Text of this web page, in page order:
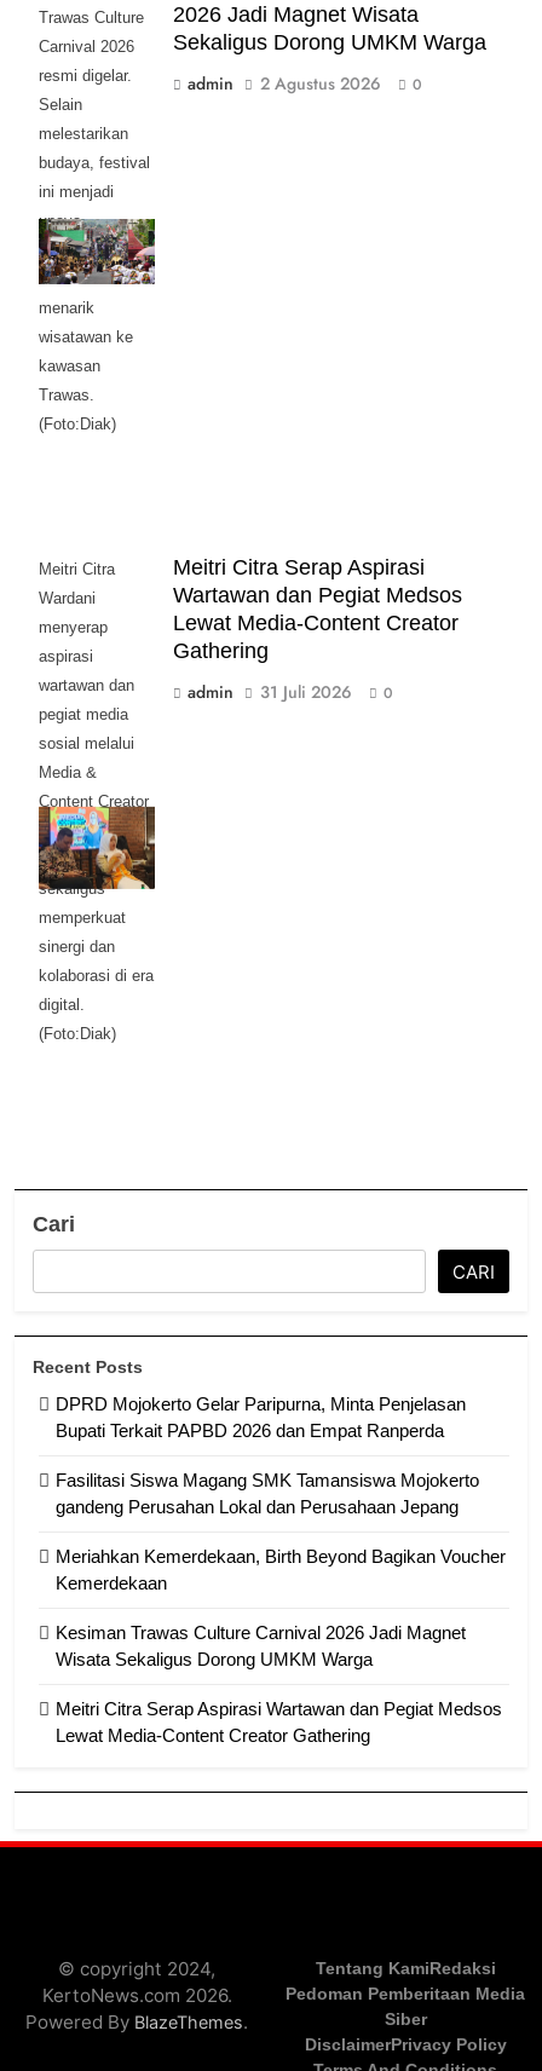
Trawas Culture
Carnival 2026
resmi digelar.
Selain
melestarikan
budaya, festival
ini menjadi
upaya
menggerakkan
UMKM dan
menarik
wisatawan ke
kawasan
Trawas.
(Foto:Diak)
2026 Jadi Magnet Wisata
Sekaligus Dorong UMKM Warga
admin
2 Agustus 2026 0
Meitri Citra
Wardani
menyerap
aspirasi
wartawan dan
pegiat media
sosial melalui
Media &
Content Creator
Gathering
Mojokerto Raya,
sekaligus
memperkuat
sinergi dan
kolaborasi di era
digital.
(Foto:Diak)
Meitri Citra Serap Aspirasi
Wartawan dan Pegiat Medsos
Lewat Media-Content Creator
Gathering
admin
31 Juli 2026 0
Cari
CARI
Recent Posts
DPRD Mojokerto Gelar Paripurna, Minta Penjelasan
Bupati Terkait PAPBD 2026 dan Empat Ranperda
Fasilitasi Siswa Magang SMK Tamansiswa Mojokerto
gandeng Perusahan Lokal dan Perusahaan Jepang
Meriahkan Kemerdekaan, Birth Beyond Bagikan Voucher
Kemerdekaan
Kesiman Trawas Culture Carnival 2026 Jadi Magnet
Wisata Sekaligus Dorong UMKM Warga
Meitri Citra Serap Aspirasi Wartawan dan Pegiat Medsos
Lewat Media-Content Creator Gathering
© copyright 2024,
KertoNews.com 2026.
Powered By BlazeThemes.
Tentang KamiRedaksi
Pedoman Pemberitaan Media
Siber
DisclaimerPrivacy Policy